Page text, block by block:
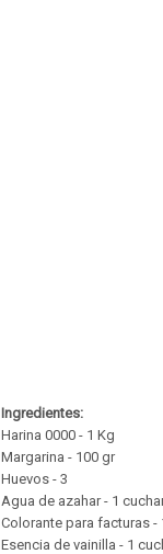
Ingredientes:
Harina 0000 - 1 Kg
Margarina - 100 gr
Huevos - 3
Agua de azahar - 1
Colorante para facturas
Esencia de vainilla - 1